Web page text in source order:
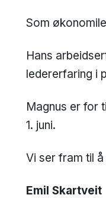
Som
Hans
ledererfaring i
Magnus er for
1. juni.
Vi ser fram til
Emil Skartveit